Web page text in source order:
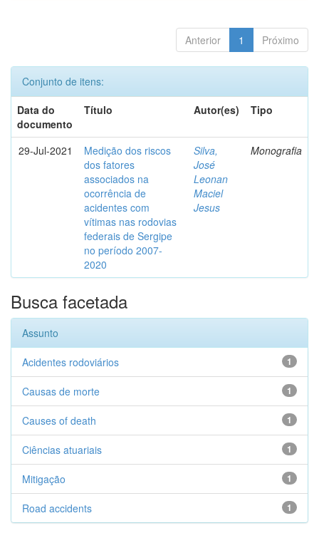
Anterior 1 Próximo
Conjunto de itens:
Data do
documento
Título Autor(es) Tipo
29-Jul-2021
Medição dos riscos
dos fatores
associados na
ocorrência de
acidentes com
vítimas nas rodovias
federais de Sergipe
no período 2007-
2020
Silva,
José
Leonan
Maciel
Jesus
Monografia
Busca facetada
Assunto
1
Acidentes rodoviários
1
Causas de morte
1
Causes of death
1
Ciências atuariais
1
Mitigação
1
Road accidents